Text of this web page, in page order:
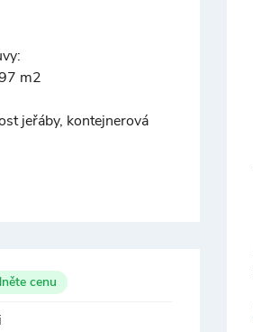
m2
jeřáby, kontejnerová
cenu